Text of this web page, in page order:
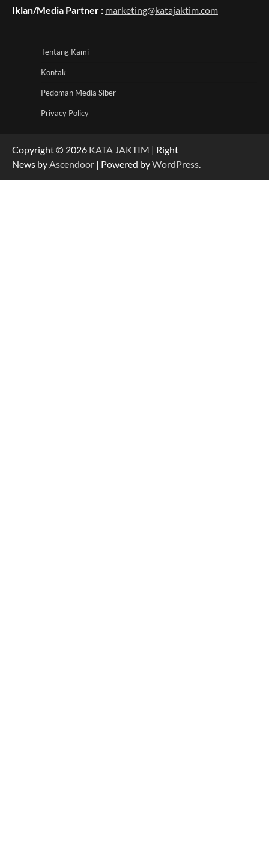
Iklan/Media Partner : marketing@katajaktim.com
Tentang Kami
Kontak
Pedoman Media Siber
Privacy Policy
Copyright © 2026 KATA JAKTIM | Right
News byAscendoor | Powered byWordPress.